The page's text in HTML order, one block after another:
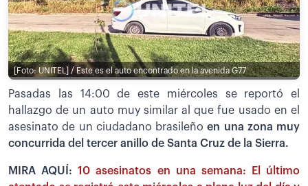
[Foto: UNITEL] / Este es el auto encontrado en la avenida G77
Pasadas las 14:00 de este miércoles se reportó el
hallazgo de un auto muy similar al que fue usado en el
asesinato de un ciudadano brasileño en una zona muy
concurrida del tercer anillo de Santa Cruz de la Sierra.
MIRA AQUÍ:10 asesinatos en una semana: El último